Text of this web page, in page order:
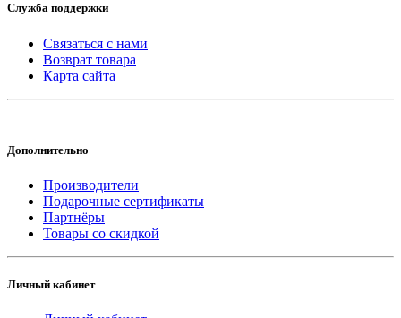
Служба поддержки
Связаться с нами
Возврат товара
Карта сайта
Дополнительно
Производители
Подарочные сертификаты
Партнёры
Товары со скидкой
Личный кабинет